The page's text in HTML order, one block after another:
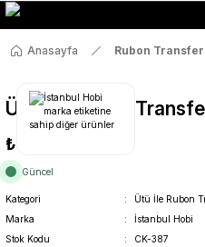
Size Özel "HG10" Koduyla
Anasayfa Rubon Transfer
Ütü İle Rub On
₺119
Güncel
Kategori
Ütü İle Rubon
Marka
İstanbul Hobi
Stok Kodu
CK-387